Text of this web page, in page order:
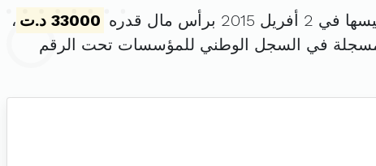
2015 برأس مال قدره 33000 د.ت
،
في السجل الوطني للمؤسسات تحت الرقم